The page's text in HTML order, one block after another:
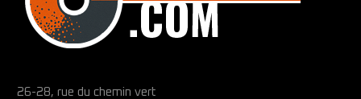
26-28, rue du chemin vert